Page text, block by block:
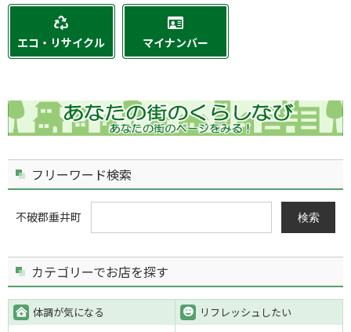
エコ・リサイクル マイナンバー
フリーワード検索
不破郡垂井町 検索
カテゴリーでお店を探す
体調が気になる リフレッシュしたい